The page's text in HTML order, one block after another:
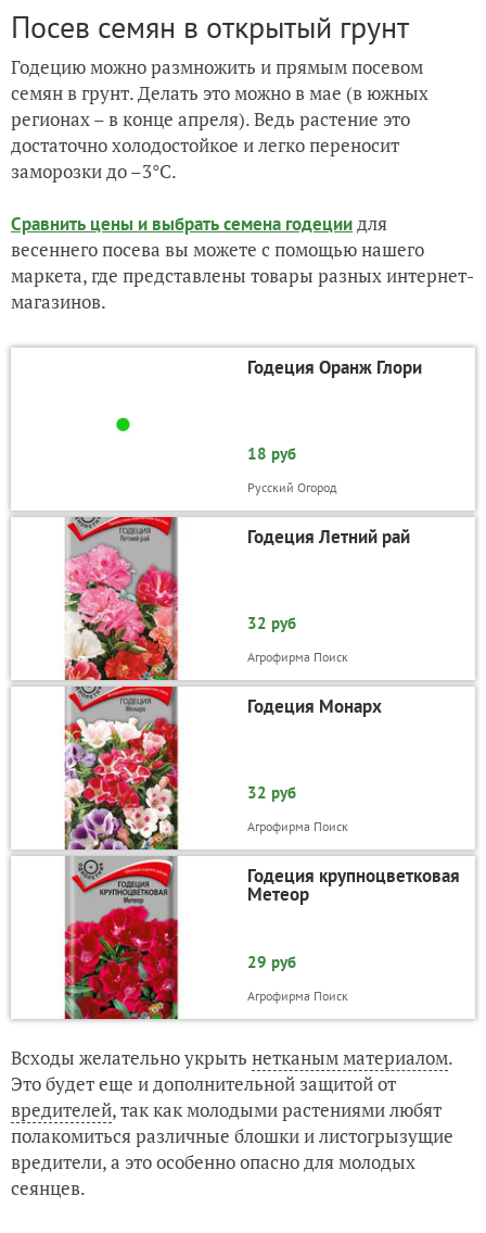
Посев семян в открытый грунт
Годецию можно размножить и прямым посевом
семян в грунт. Делать это можно в мае (в южных
регионах – в конце апреля). Ведь растение это
достаточно холодостойкое и легко переносит
заморозки до –3°С.
Сравнить цены и выбрать семена годеции для
весеннего посева вы можете с помощью нашего
маркета, где представлены товары разных интернет-
магазинов.
Годеция Оранж Глори
18 руб
Русский Огород
Годеция Летний рай
32 руб
Агрофирма Поиск
Годеция Монарх
32 руб
Агрофирма Поиск
Годеция крупноцветковая
Метеор
29 руб
Агрофирма Поиск
Всходы желательно укрыть нетканым материалом.
Это будет еще и дополнительной защитой от
вредителей, так как молодыми растениями любят
полакомиться различные блошки и листогрызущие
вредители, а это особенно опасно для молодых
сеянцев.